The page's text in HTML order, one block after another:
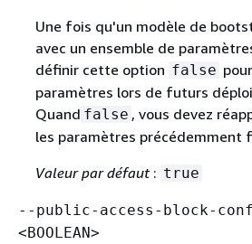
Une fois qu'un modèle de
avec un ensemble de
définir cette option false
paramètres lors de futurs
Quand false , vous devez
les paramètres précédemment
Valeur par défaut: true
--public-access-block-
<BOOLEAN>